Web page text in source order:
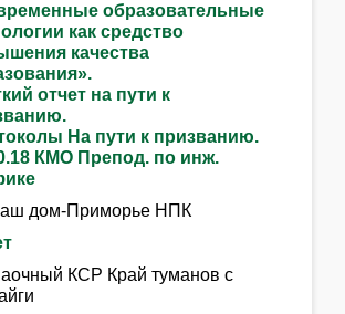
образовательные
как средство
качества
отчет на пути к
На пути к призванию.
КМО Препод. по инж.
дом-Приморье НПК
КСР Край туманов с